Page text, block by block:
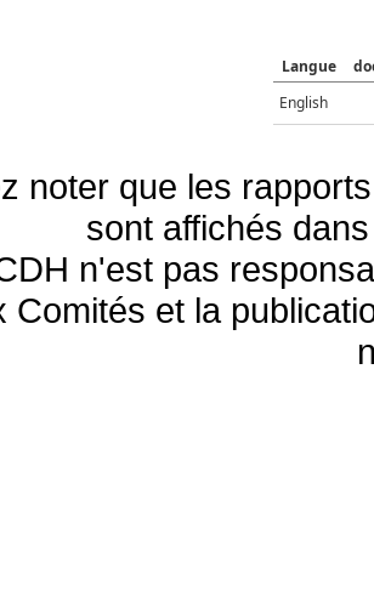
Langue
English
noter que les
sont affichés
n'est pas
Comités et la